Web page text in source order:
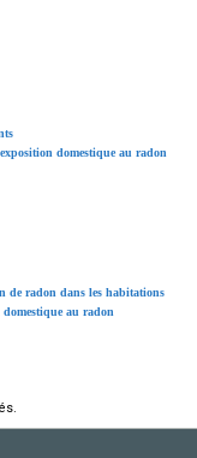
domestique au radon
de radon dans les habitations
au radon